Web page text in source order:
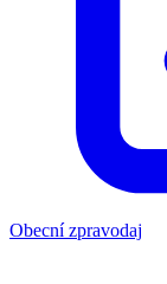
Obecní zpravodaj